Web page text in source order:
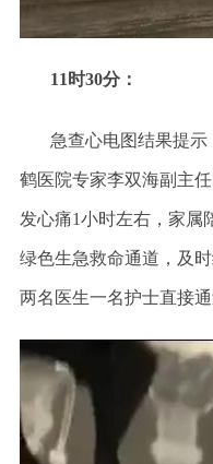
11时30分：
急查心电图结果提示
鹤医院专家李双海副主
发心痛1小时左右，家属
绿色生急救命通道，及
两名医生一名护士直接